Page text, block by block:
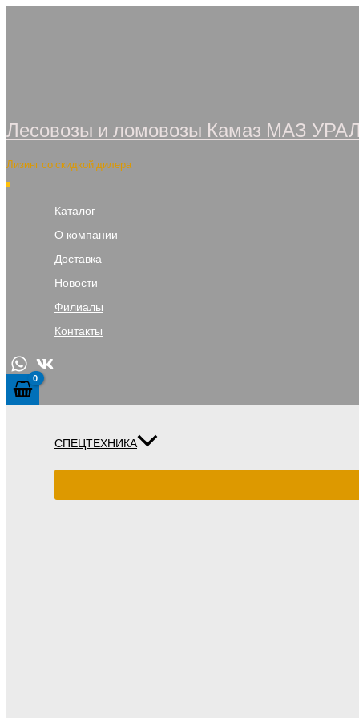
Лесовозы и ломовозы Камаз МАЗ
Лизинг со скидкой дилера
Каталог
О компании
Доставка
Новости
Филиалы
Контакты
СПЕЦТЕХНИКА